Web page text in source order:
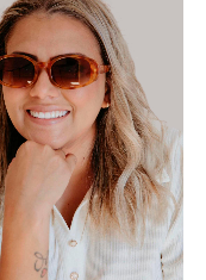
condições
incluindo situações
adaptação seja